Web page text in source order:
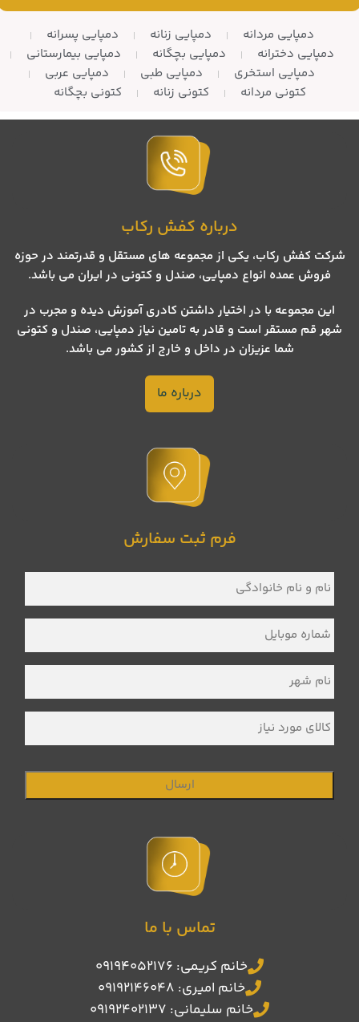
دمپایی مردانه دمپایی زنانه
دمپایی پسرانه
دمپایی دخترانه
دمپایی بچگانه
دمپایی بیمارستانی
دمپایی استخری
دمپایی طبی
دمپایی عربی
کتونی مردانه
کتونی زنانه کتونی بچگانه
درباره کفش رکاب
شرکت کفش رکاب، یکی از مجموعه های مستقل و قدرتمند در حوزه
فروش عمده انواع دمپایی، صندل و کتونی در ایران می باشد.
این مجموعه با در اختیار داشتن کادری آموزش دیده و مجرب در
شهر قم مستقر است و قادر به تامین نیاز دمپایی، صندل و کتونی
شما عزیزان در داخل و خارج از کشور می باشد.
درباره ما
فرم ثبت سفارش
نام
و
نام
خانوادگی
*
شماره
موبایل *
نام
شهر *
کالای
مورد
نیاز
تماس با ما
خانم کریمی: 09194052176
خانم امیری: 09192146048
خانم سلیمانی: 09192402137